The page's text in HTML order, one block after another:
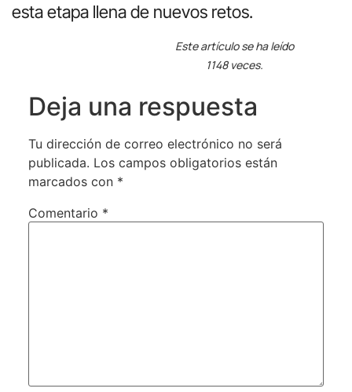
esta etapa llena de nuevos retos.
Este artículo se ha leído
1148 veces.
Deja una respuesta
Tu dirección de correo electrónico no será
publicada. Los campos obligatorios están
marcados con *
Comentario *